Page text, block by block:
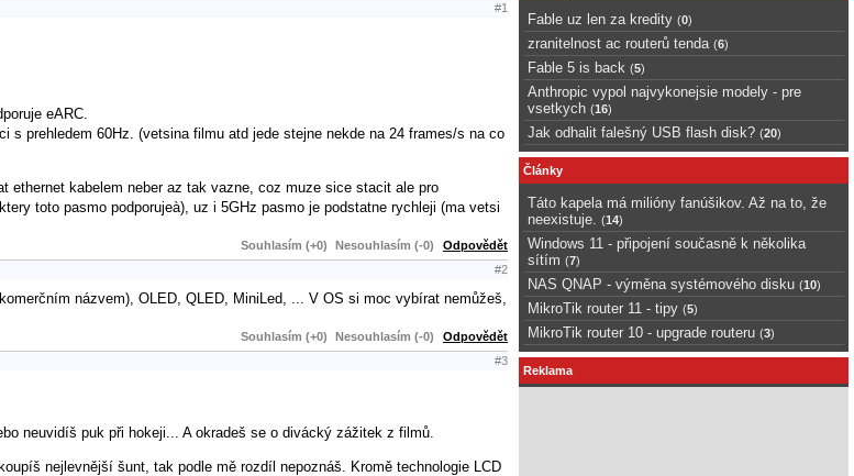
#1
eARC.
prehledem 60Hz. (vetsina filmu atd jede stejne nekde na 24 frames/s na co
ethernet kabelem neber az tak vazne, coz muze sice stacit ale pro
toto pasmo podporujeà), uz i 5GHz pasmo je podstatne rychleji (ma vetsi
Souhlasím (+0) Nesouhlasím (-0) Odpovědět
#2
názvem), OLED, QLED, MiniLed, ... V OS si moc vybírat nemůžeš,
Souhlasím (+0) Nesouhlasím (-0) Odpovědět
#3
neuvidíš puk při hokeji... A okradeš se o divácký zážitek z filmů.
nejlevnější šunt, tak podle mě rozdíl nepoznáš. Kromě technologie LCD
Fable uz len za kredity (0)
zranitelnost ac routerů tenda (6)
Fable 5 is back (5)
Anthropic vypol najvykonejsie modely - pre
vsetkych (16)
Jak odhalit falešný USB flash disk? (20)
Články
Táto kapela má milióny fanúšikov. Až na to, že
neexistuje.
(14)
Windows 11 - připojení současně k několika
sítím (7)
NAS QNAP - výměna systémového disku (10)
MikroTik router 11 - tipy (5)
MikroTik router 10 - upgrade routeru (3)
Reklama